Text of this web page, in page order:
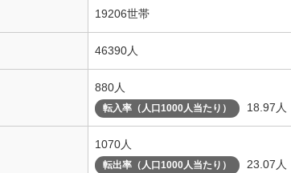
19206世帯
46390人
880人
転入率（人口1000人当たり） 18.97人
1070人
転出率（人口1000人当たり） 23.07人